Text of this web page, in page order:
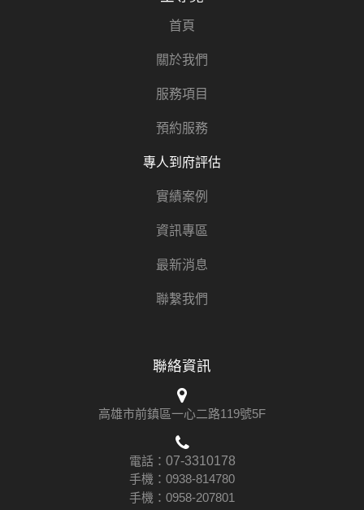
首頁
關於我們
服務項目
預約服務
專人到府評估
實績案例
資訊專區
最新消息
聯繫我們
聯絡資訊
高雄市前鎮區一心二路119號5F
電話： 07-3310178
手機： 0938-814780
手機： 0958-207801